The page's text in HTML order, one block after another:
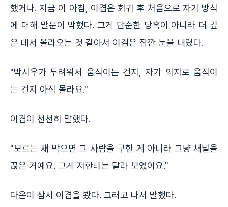
했거나. 지금 이 아침, 이겸은 회귀 후 처음으로 자기 방식
에 대해 말문이 막혔다. 그게 단순한 당혹이 아니라 더 깊
은 데서 올라오는 것 같아서 이겸은 잠깐 눈을 내렸다.
"박시우가 두려워서 움직이는 건지, 자기 의지로 움직이
는 건지 아직 몰라요."
이겸이 천천히 말했다.
"모르는 채 막으면 그 사람을 구한 게 아니라 그냥 채널을
끊은 거예요. 그게 저한테는 달라 보였어요."
다온이 잠시 이겸을 봤다. 그러고 나서 말했다.